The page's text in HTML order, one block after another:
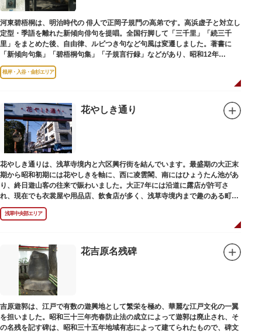
河東碧梧桐は、明治時代の 俳人で正岡子規門の高弟です。高浜虚子と対立し
定型・季語を離れた新傾向俳句を提唱。全国行脚して「三千里」「続三千
里」をまとめた後、自由律、ルビつき句など句風は変遷しました。著書に
「新傾向句集」「碧梧桐句集」「子規言行録」などがあり、昭和12年
（1937）に没し、お墓は梅林寺（ばいりんじ）にあります。
根岸・入谷・金杉エリア
花やしき通り
花やしき通りは、浅草寺境内と六区興行街を結んでいます。最盛期の大正末
期から昭和初期には花やしきを軸に、西に凌雲閣、南にはひょうたん池があ
り、終日遊山客の往来で賑わいました。大正7年には沿道に露店が許可さ
れ、現在でも衣裳屋や用品店、飲食店が多く、浅草寺境内まで趣のある町並
みが続いています。
浅草中央部エリア
花吉原名残碑
吉原遊郭は、江戸で有数の遊興地として繁栄を極め、華麗な江戸文化の一翼
を担いました。昭和三十三年売春防止法の成立によって遊郭は廃止され、そ
の名残を記す碑は、昭和三十五年地域有志によって建てられたもので、碑文